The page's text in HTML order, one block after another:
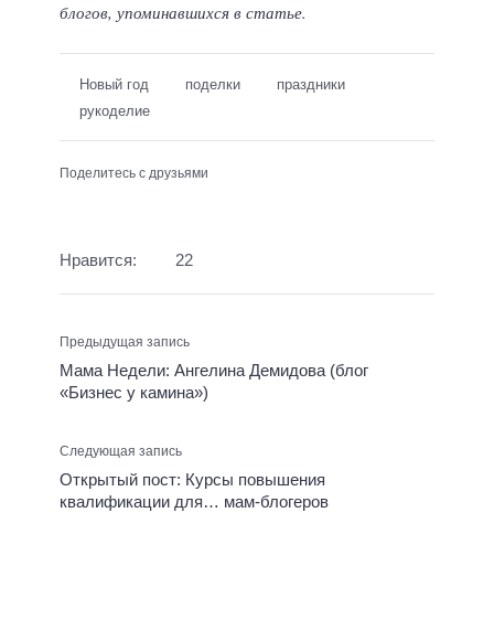
блогов, упоминавшихся в статье.
Новый год поделки
праздники
рукоделие
Поделитесь с друзьями
Нравится: 22
Предыдущая запись
Мама Недели: Ангелина Демидова (блог
«Бизнес у камина»)
Следующая запись
Открытый пост: Курсы повышения
квалификации для… мам-блогеров